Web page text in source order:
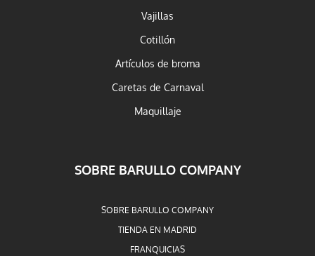
Vajillas
Cotillón
Artículos de broma
Caretas de Carnaval
Maquillaje
SOBRE BARULLO COMPANY
SOBRE BARULLO COMPANY
TIENDA EN MADRID
FRANQUICIAS